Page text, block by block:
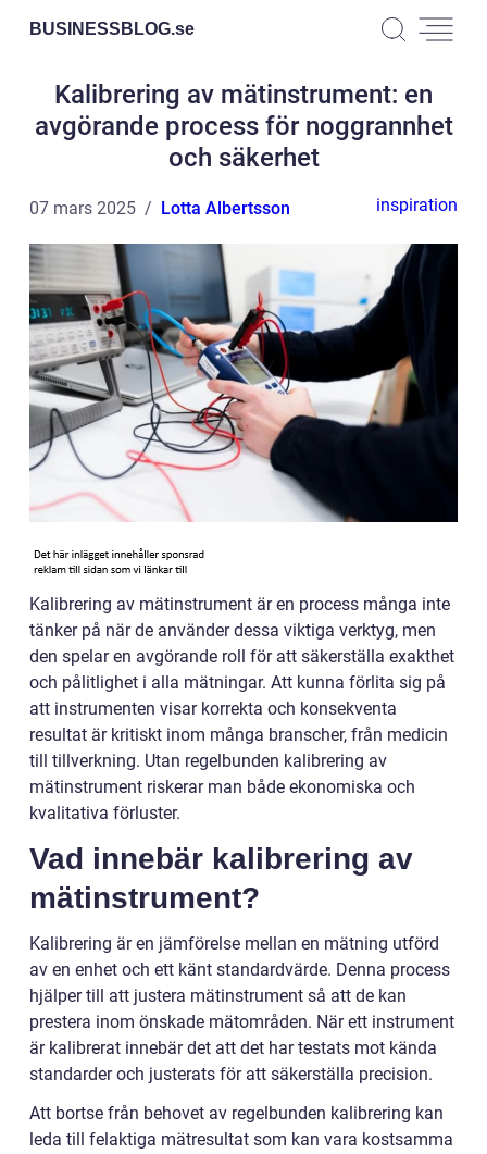
BUSINESSBLOG.se
Kalibrering av mätinstrument: en
avgörande process för noggrannhet
och säkerhet
07 mars 2025 Lotta Albertsson inspiration
Kalibrering av mätinstrument är en process många inte
tänker på när de använder dessa viktiga verktyg, men
den spelar en avgörande roll för att säkerställa exakthet
och pålitlighet i alla mätningar. Att kunna förlita sig på
att instrumenten visar korrekta och konsekventa
resultat är kritiskt inom många branscher, från medicin
till tillverkning. Utan regelbunden kalibrering av
mätinstrument riskerar man både ekonomiska och
kvalitativa förluster.
Vad innebär kalibrering av
mätinstrument?
Kalibrering är en jämförelse mellan en mätning utförd
av en enhet och ett känt standardvärde. Denna process
hjälper till att justera mätinstrument så att de kan
prestera inom önskade mätområden. När ett instrument
är kalibrerat innebär det att det har testats mot kända
standarder och justerats för att säkerställa precision.
Att bortse från behovet av regelbunden kalibrering kan
leda till felaktiga mätresultat som kan vara kostsamma